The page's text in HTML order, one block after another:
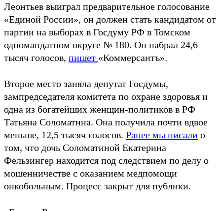
Леонтьев выиграл предварительное голосование
«Единой России», он должен стать кандидатом от
партии на выборах в Госдуму РФ в Томском
одномандатном округе № 180. Он набрал 24,6
тысяч голосов, пишет «Коммерсантъ».
Второе место заняла депутат Госдумы,
зампредседателя комитета по охране здоровья и
одна из богатейших женщин-политиков в РФ
Татьяна Соломатина. Она получила почти вдвое
меньше, 12,5 тысяч голосов. Ранее мы писали о
том, что дочь Соломатиной Екатерина
Фельзингер находится под следствием по делу о
мошенничестве с оказанием медпомощи
онкобольным. Процесс закрыт для публики.